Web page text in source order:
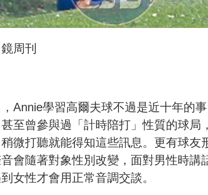
周刊
Annie學習高爾夫球不過是近十年的
至曾參與過「計時陪打」性質的球局
微打聽就能得知這些訊息。更有球友
會隨著對象性別改變，面對男性時講
女性才會用正常音調交談。